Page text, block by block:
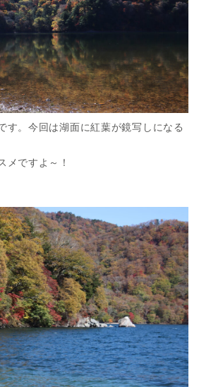
す。今回は湖面に紅葉が鏡写しになる
メですよ～！